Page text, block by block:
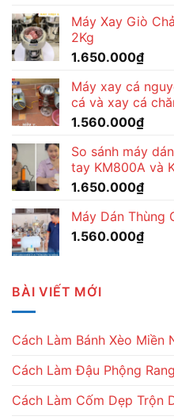
Máy Xay Giò
2Kg
1.650.000₫
Máy xay cá
cá và xay cá
1.560.000₫
So sánh máy
tay KM800A và
1.650.000₫
Máy Dán Thùng
1.560.000₫
BÀI VIẾT MỚI
Cách Làm Bánh Xèo Miền
Cách Làm Đậu Phộng
Cách Làm Cốm Dẹp Trộn